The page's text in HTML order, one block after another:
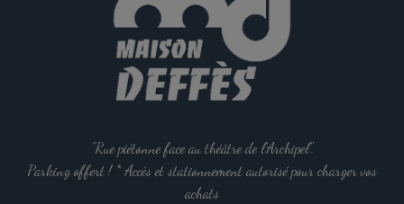
variations.
Les
options
peuvent
être
choisies
la
page
du
"Rue piétonne face au théâtre de l'Archipel".
Parking offert ! * Accès et stationnement autorisé pour charger vos
achats